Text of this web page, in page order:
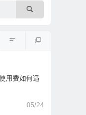
用费如何适
05/24